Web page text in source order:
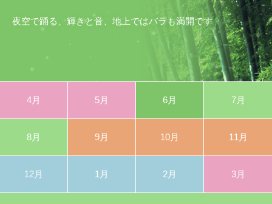
夜空で踊る、輝きと音、地上ではバラも満開です
4月 5月 6月 7月
8月 9月 10月 11月
12月 1月 2月 3月